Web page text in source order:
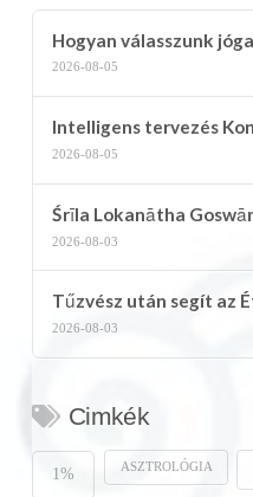
Hogyan válasszunk
2026-08-05
Intelligens tervezés
2026-08-05
Śrīla Lokanātha
2026-08-03
Tűzvész után segít az
2026-08-03
Cimkék
1% ASZTROLÓGIA